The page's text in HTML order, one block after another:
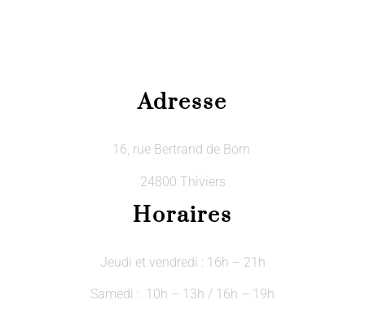
Adresse
16, rue Bertrand de Born
24800 Thiviers
Horaires
Jeudi et vendredi : 16h – 21h
Samedi : 10h – 13h / 16h – 19h